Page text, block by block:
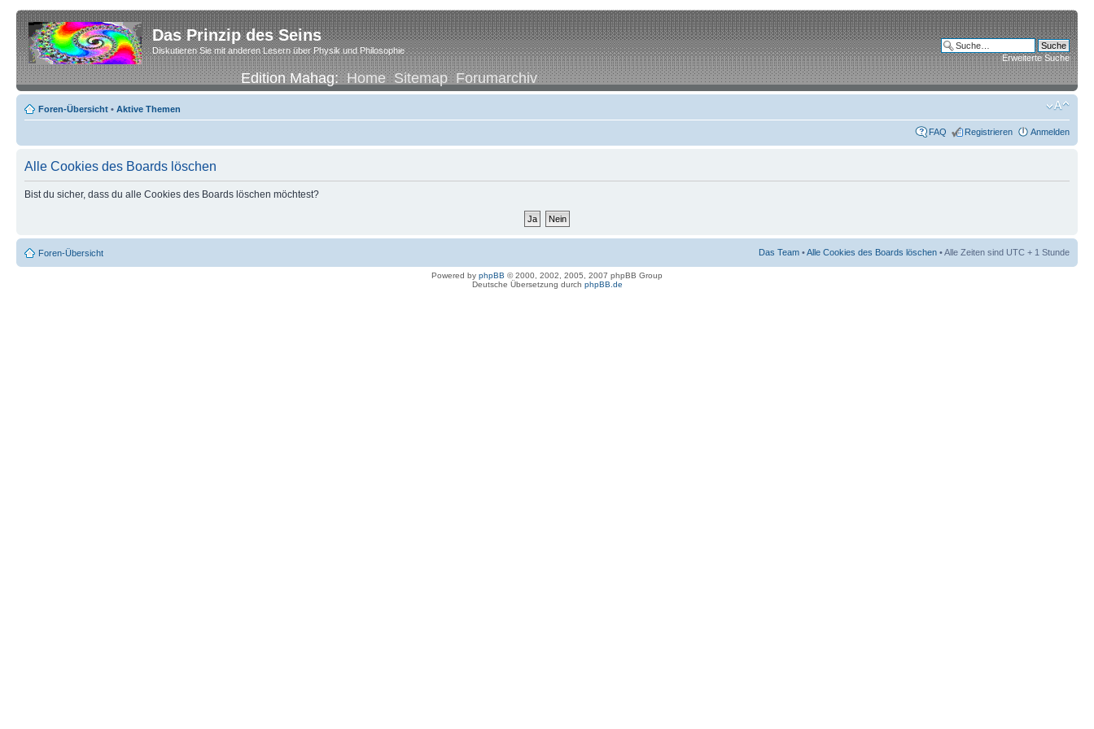
Das Prinzip des Seins
Diskutieren Sie mit anderen Lesern über Physik und Philosophie
Edition Mahag:Home Sitemap Forumarchiv
Erweiterte Suche
Foren-Übersicht • Aktive Themen
FAQ Registrieren Anmelden
Alle Cookies des Boards löschen
Bist du sicher, dass du alle Cookies des Boards löschen möchtest?
Foren-Übersicht Das Team •Alle Cookies des Boards löschen • Alle Zeiten sind UTC + 1 Stunde
Powered by phpBB © 2000, 2002, 2005, 2007 phpBB Group
Deutsche Übersetzung durch phpBB.de